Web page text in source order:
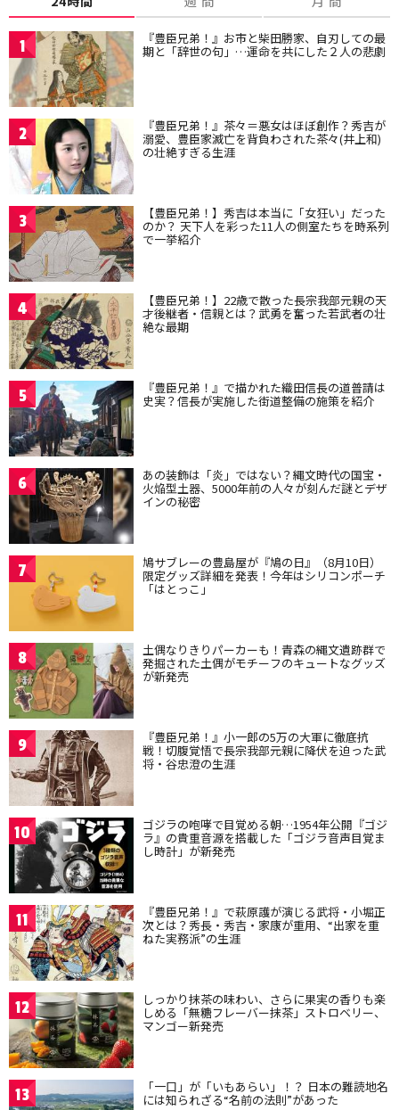
1 『豊臣兄弟！』お市と柴田勝家、自刃しての最
期と「辞世の句」…運命を共にした２人の悲劇
2 『豊臣兄弟！』茶々＝悪女はほぼ創作？秀吉が
溺愛、豊臣家滅亡を背負わされた茶々(井上和)
の壮絶すぎる生涯
3 【豊臣兄弟！】秀吉は本当に「女狂い」だった
のか？ 天下人を彩った11人の側室たちを時系列
で一挙紹介
4 【豊臣兄弟！】22歳で散った長宗我部元親の天
才後継者・信親とは？武勇を奮った若武者の壮
絶な最期
5 『豊臣兄弟！』で描かれた織田信長の道普請は
史実？信長が実施した街道整備の施策を紹介
6 あの装飾は「炎」ではない？縄文時代の国宝・
火焔型土器、5000年前の人々が刻んだ謎とデザ
インの秘密
7 鳩サブレーの豊島屋が『鳩の日』（8月10日）
限定グッズ詳細を発表！今年はシリコンポーチ
「はとっこ」
8 土偶なりきりパーカーも！青森の縄文遺跡群で
発掘された土偶がモチーフのキュートなグッズ
が新発売
9 『豊臣兄弟！』小一郎の5万の大軍に徹底抗
戦！切腹覚悟で長宗我部元親に降伏を迫った武
将・谷忠澄の生涯
10 ゴジラの咆哮で目覚める朝…1954年公開『ゴジ
ラ』の貴重音源を搭載した「ゴジラ音声目覚ま
し時計」が新発売
11 『豊臣兄弟！』で萩原護が演じる武将・小堀正
次とは？秀長・秀吉・家康が重用、“出家を重
ねた実務派”の生涯
12 しっかり抹茶の味わい、さらに果実の香りも楽
しめる「無糖フレーバー抹茶」ストロベリー、
マンゴー新発売
13 「一口」が「いもあらい」！？ 日本の難読地名
には知られざる“名前の法則”があった